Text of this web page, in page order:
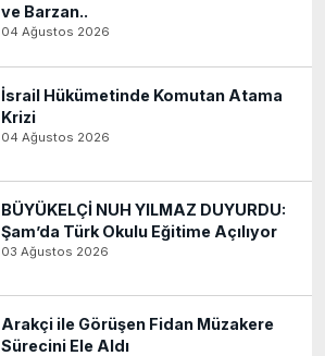
ve Barzan..
04 Ağustos 2026
İsrail Hükümetinde Komutan Atama
Krizi
04 Ağustos 2026
BÜYÜKELÇİ NUH YILMAZ DUYURDU:
Şam’da Türk Okulu Eğitime Açılıyor
03 Ağustos 2026
Arakçi ile Görüşen Fidan Müzakere
Sürecini Ele Aldı